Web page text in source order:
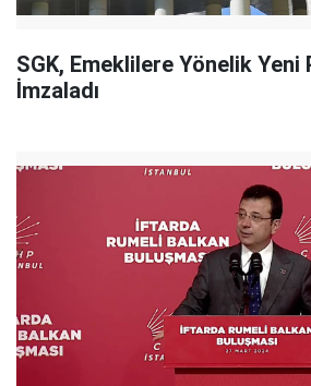
SGK, Emeklilere Yönelik
İmzaladı